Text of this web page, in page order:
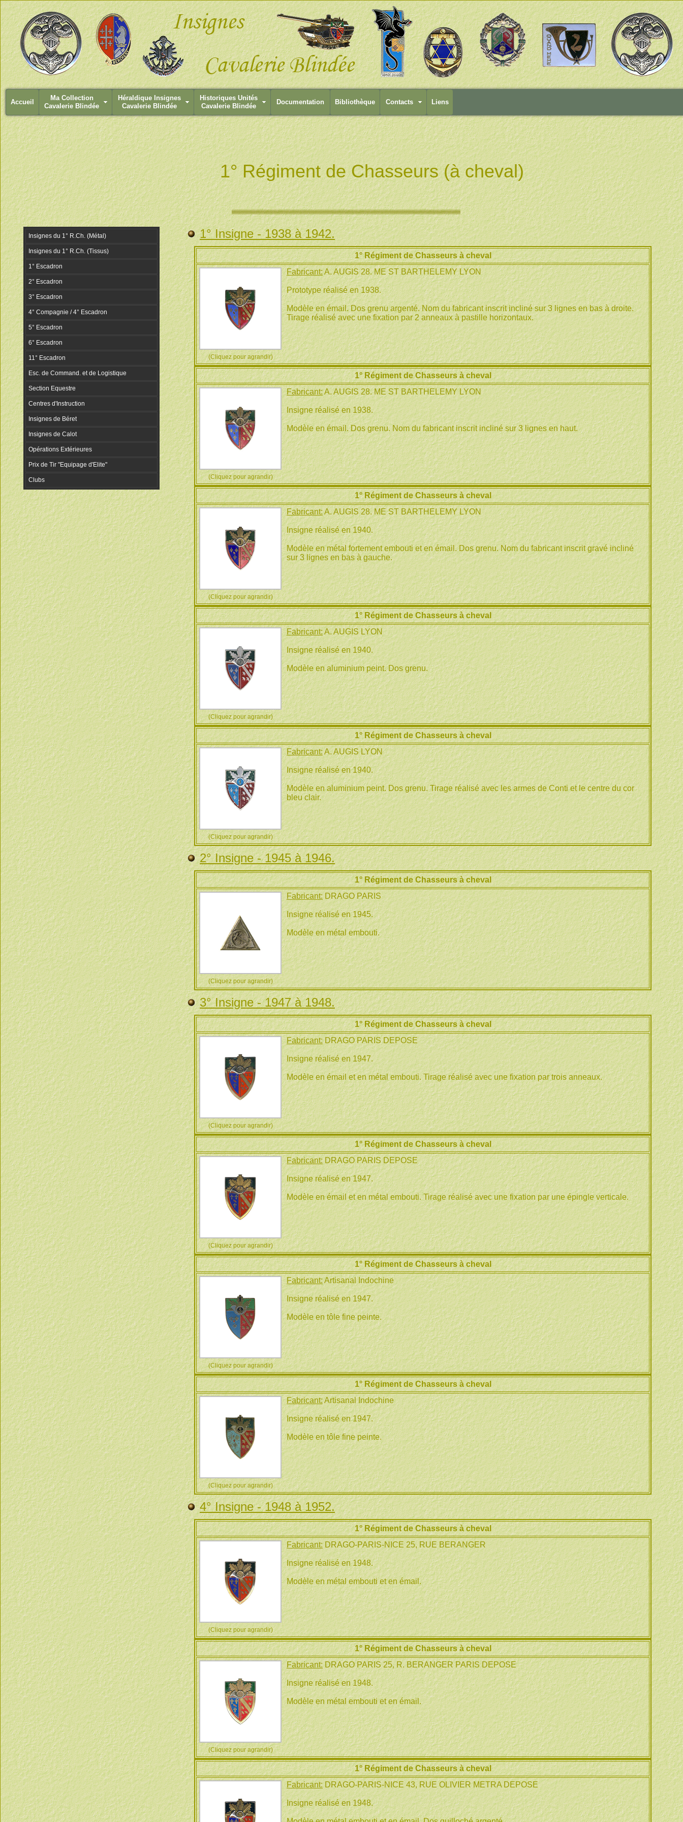
Accueil
Ma Collection
Cavalerie Blindée
Héraldique Insignes
Cavalerie Blindée
Historiques Unités
Cavalerie Blindée
Documentation Bibliothèque Contacts Liens
1° Régiment de Chasseurs (à cheval)
1° Insigne - 1938 à 1942.
1° Régiment de Chasseurs à cheval
(Cliquez pour agrandir)
Fabricant:A. AUGIS 28. ME ST BARTHELEMY LYON
Prototype réalisé en 1938.
Modèle en émail. Dos grenu argenté. Nom du fabricant inscrit incliné sur 3 lignes en bas à droite.
Tirage réalisé avec une fixation par 2 anneaux à pastille horizontaux.
1° Régiment de Chasseurs à cheval
(Cliquez pour agrandir)
Fabricant:A. AUGIS 28. ME ST BARTHELEMY LYON
Insigne réalisé en 1938.
Modèle en émail. Dos grenu. Nom du fabricant inscrit incliné sur 3 lignes en haut.
1° Régiment de Chasseurs à cheval
(Cliquez pour agrandir)
Fabricant:A. AUGIS 28. ME ST BARTHELEMY LYON
Insigne réalisé en 1940.
Modèle en métal fortement embouti et en émail. Dos grenu. Nom du fabricant inscrit gravé incliné
sur 3 lignes en bas à gauche.
1° Régiment de Chasseurs à cheval
(Cliquez pour agrandir)
Fabricant:A. AUGIS LYON
Insigne réalisé en 1940.
Modèle en aluminium peint. Dos grenu.
1° Régiment de Chasseurs à cheval
(Cliquez pour agrandir)
Fabricant:A. AUGIS LYON
Insigne réalisé en 1940.
Modèle en aluminium peint. Dos grenu. Tirage réalisé avec les armes de Conti et le centre du cor
bleu clair.
2° Insigne - 1945 à 1946.
1° Régiment de Chasseurs à cheval
(Cliquez pour agrandir)
Fabricant:DRAGO PARIS
Insigne réalisé en 1945.
Modèle en métal embouti.
3° Insigne - 1947 à 1948.
1° Régiment de Chasseurs à cheval
(Cliquez pour agrandir)
Fabricant:DRAGO PARIS DEPOSE
Insigne réalisé en 1947.
Modèle en émail et en métal embouti. Tirage réalisé avec une fixation par trois anneaux.
1° Régiment de Chasseurs à cheval
(Cliquez pour agrandir)
Fabricant:DRAGO PARIS DEPOSE
Insigne réalisé en 1947.
Modèle en émail et en métal embouti. Tirage réalisé avec une fixation par une épingle verticale.
1° Régiment de Chasseurs à cheval
(Cliquez pour agrandir)
Fabricant:Artisanal Indochine
Insigne réalisé en 1947.
Modèle en tôle fine peinte.
1° Régiment de Chasseurs à cheval
(Cliquez pour agrandir)
Fabricant:Artisanal Indochine
Insigne réalisé en 1947.
Modèle en tôle fine peinte.
4° Insigne - 1948 à 1952.
1° Régiment de Chasseurs à cheval
(Cliquez pour agrandir)
Fabricant:DRAGO-PARIS-NICE 25, RUE BERANGER
Insigne réalisé en 1948.
Modèle en métal embouti et en émail.
1° Régiment de Chasseurs à cheval
(Cliquez pour agrandir)
Fabricant:DRAGO PARIS 25, R. BERANGER PARIS DEPOSE
Insigne réalisé en 1948.
Modèle en métal embouti et en émail.
1° Régiment de Chasseurs à cheval
Fabricant:DRAGO-PARIS-NICE 43, RUE OLIVIER METRA DEPOSE
Insigne réalisé en 1948.